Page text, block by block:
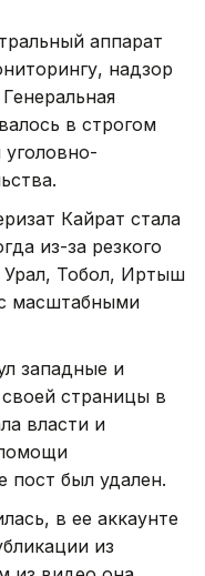
аппарат
надзор
в строгом
Кайрат стала
из-за резкого
Урал, Тобол, Иртыш
масштабными
западные и
страницы в
власти и
пост был удален.
в ее аккаунте
из